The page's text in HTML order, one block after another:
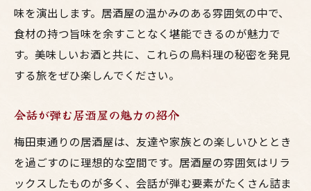
味を演出します。居酒屋の温かみのある雰囲気の中で、
食材の持つ旨味を余すことなく堪能できるのが魅力で
す。美味しいお酒と共に、これらの鳥料理の秘密を発見
する旅をぜひ楽しんでください。
会話が弾む居酒屋の魅力の紹介
梅田東通りの居酒屋は、友達や家族との楽しいひととき
を過ごすのに理想的な空間です。居酒屋の雰囲気はリラ
ックスしたものが多く、会話が弾む要素がたくさん詰ま